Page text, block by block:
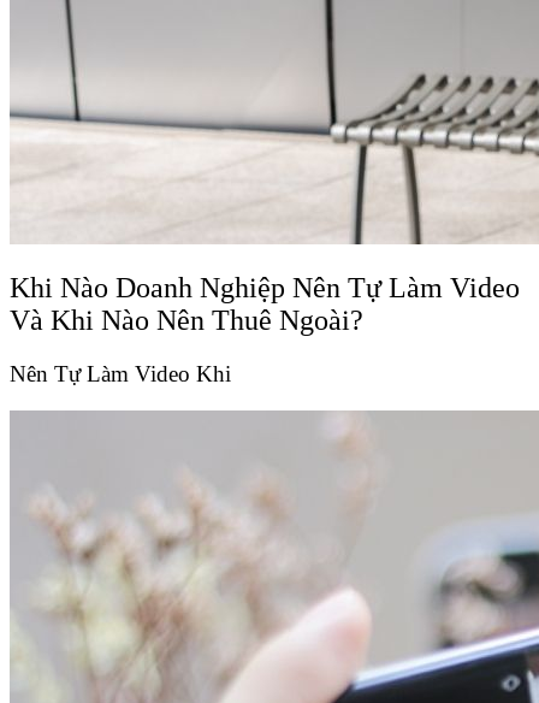
Khi Nào Doanh Nghiệp Nên Tự Làm Video
Và Khi Nào Nên Thuê Ngoài?
Nên Tự Làm Video Khi